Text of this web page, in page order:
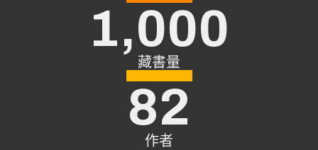
藏書量
1,000
作者
82